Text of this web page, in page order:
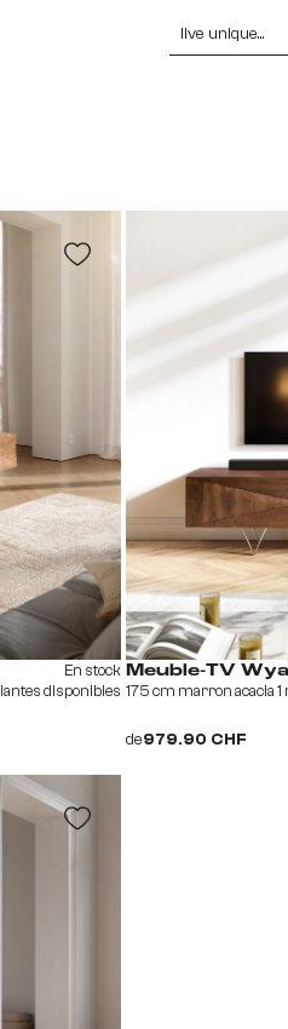
En stock
disponibles
Meuble-TV
175 cm marron acacia 1
de979.90 CHF